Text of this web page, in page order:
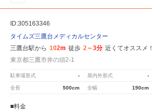
ID:305163346
タイムズ三鷹台メディカルセンター
三鷹台駅から 102m 徒歩 2～3分 近くてオススメ！
東京都三鷹市井の頭2-1
駐車場形式 - 屋内外形式 -
全長 500cm 全幅 190cm
■料金